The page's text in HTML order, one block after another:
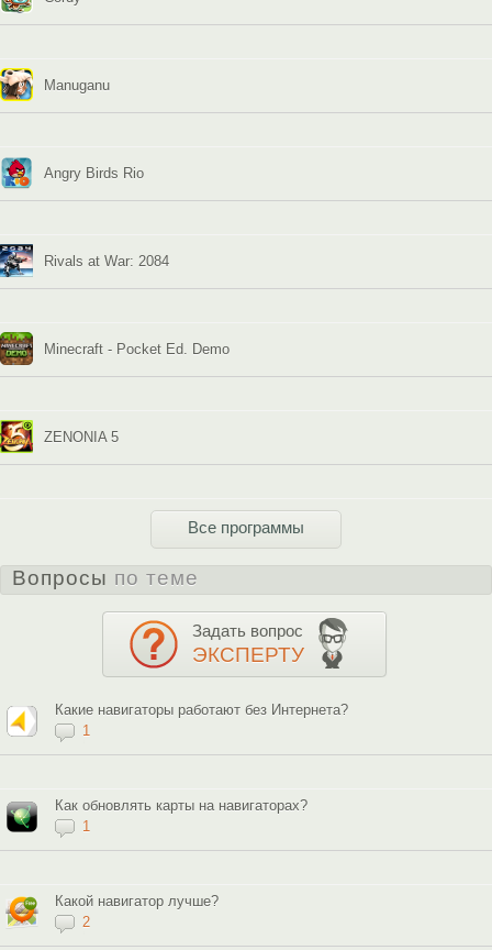
Manuganu
Angry Birds Rio
Rivals at War: 2084
Minecraft - Pocket Ed. Demo
ZENONIA 5
Все программы
Вопросы по теме
Задать вопрос
ЭКСПЕРТУ
Какие навигаторы работают без Интернета?
1
Как обновлять карты на навигаторах?
1
Какой навигатор лучше?
2